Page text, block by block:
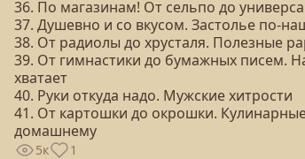
36. По магазинам! От сельпо до
37. Душевно и со вкусом. Застолье по-
38. От радиолы до хрусталя. Полезные
39. От гимнастики до бумажных писем.
хватает
40. Руки откуда надо. Мужские хитрости
41. От картошки до окрошки.
домашнему
5к 1